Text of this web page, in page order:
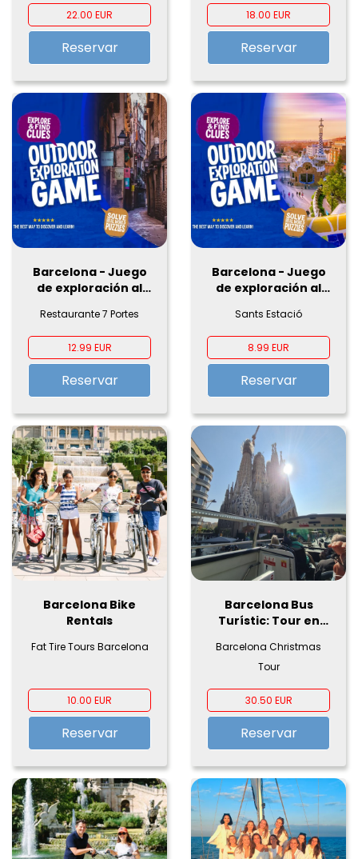
22.00 EUR
Reservar
18.00 EUR
Reservar
Barcelona - Juego
de exploración al
Restaurante 7 Portes
12.99 EUR
Reservar
Barcelona - Juego
de exploración al
Sants Estació
8.99 EUR
Reservar
Barcelona Bike
Rentals
Fat Tire Tours Barcelona
10.00 EUR
Reservar
Barcelona Bus
Turístic: Tour en
Barcelona Christmas
Tour
30.50 EUR
Reservar